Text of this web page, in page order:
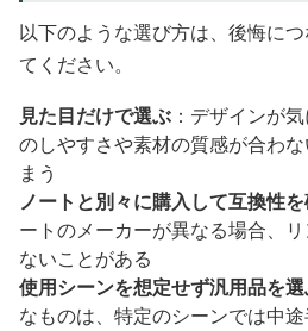
以下のような選び方は、後悔に
てください。
見た目だけで選ぶ ：デザインが
のしやすさや素材の質感が合わ
まう
ノートと別々に購入して互換性
ートのメーカーが異なる場合、
ないことがある
使用シーンを想定せず汎用品を
なものは、特定のシーンでは中